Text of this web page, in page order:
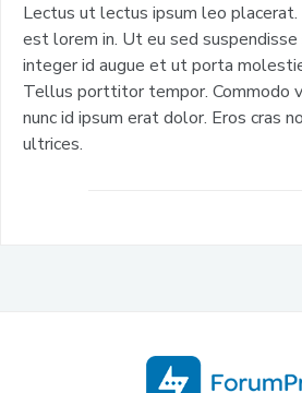
Lectus ut lectus ipsum leo
est lorem in. Ut eu sed
integer id augue et ut porta
Tellus porttitor tempor. Commodo
nunc id ipsum erat dolor. Eros cras
ultrices.